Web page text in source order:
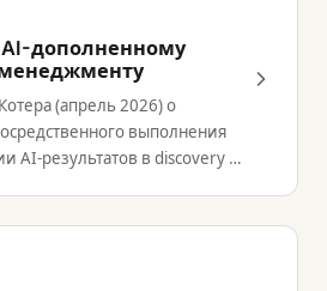
AI-дополненному
(апрель 2026) о
выполнения
AI-результатов в discovery и